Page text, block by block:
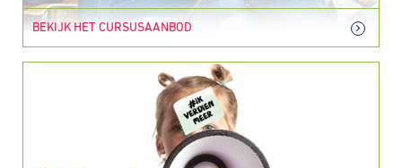
BEKIJK HET CURSUSAANBOD